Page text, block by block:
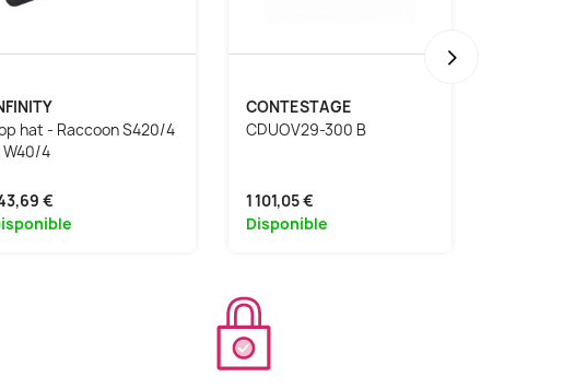
hat - Raccoon S420/4
W40/4
€
CONTESTAGE
CDUOV29-300 B
1 101,05 €
Disponible
›